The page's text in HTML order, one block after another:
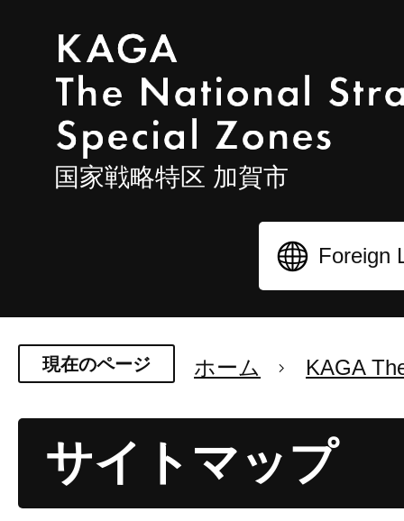
国家戦略特区 加賀市
現在のページ ホーム KAGA
サイトマップ